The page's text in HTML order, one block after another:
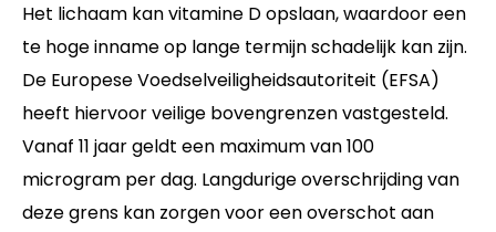
Het lichaam kan vitamine D opslaan, waardoor een
te hoge inname op lange termijn schadelijk kan zijn.
De Europese Voedselveiligheidsautoriteit (EFSA)
heeft hiervoor veilige bovengrenzen vastgesteld.
Vanaf 11 jaar geldt een maximum van 100
microgram per dag. Langdurige overschrijding van
deze grens kan zorgen voor een overschot aan